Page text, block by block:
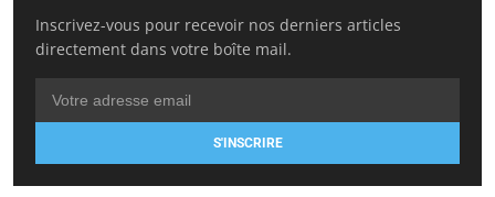
Inscrivez-vous pour recevoir nos derniers articles
directement dans votre boîte mail.
S'INSCRIRE